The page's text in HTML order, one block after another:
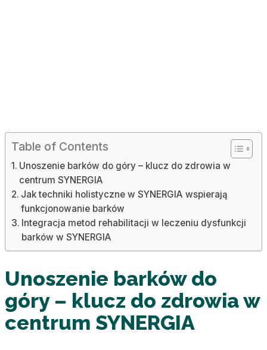
Table of Contents
Unoszenie barków do góry – klucz do zdrowia w
centrum SYNERGIA
Jak techniki holistyczne w SYNERGIA wspierają
funkcjonowanie barków
Integracja metod rehabilitacji w leczeniu dysfunkcji
barków w SYNERGIA
Unoszenie barków do
góry – klucz do zdrowia w
centrum SYNERGIA